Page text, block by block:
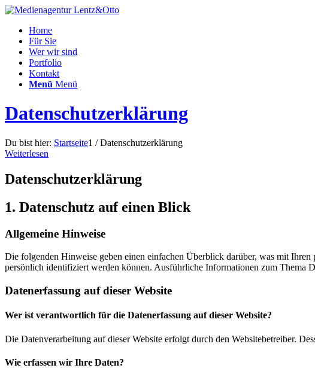
Home
Für Sie
Wer wir sind
Portfolio
Kontakt
Menü Menü
Datenschutzerklärung
Du bist hier: Startseite1 / Datenschutzerklärung
Weiterlesen
Datenschutz­erklärung
1. Datenschutz auf einen Blick
Allgemeine Hinweise
Die folgenden Hinweise geben einen einfachen Überblick darüber, was mit Ihren
persönlich identifiziert werden können. Ausführliche Informationen zum Thema
Datenerfassung auf dieser Website
Wer ist verantwortlich für die Datenerfassung auf dieser Website?
Die Datenverarbeitung auf dieser Website erfolgt durch den Websitebetreiber.
Wie erfassen wir Ihre Daten?